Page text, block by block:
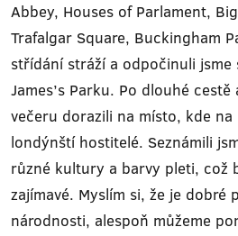
Abbey, Houses of Parlament,
Trafalgar Square, Buckingham
střídání stráží a odpočinuli jsme
James’s Parku. Po dlouhé
večeru dorazili na místo, kde na
londýnští hostitelé. Seznámili
různé kultury a barvy pleti, což
zajímavé. Myslím si, že je dobré
národnosti, alespoň můžeme